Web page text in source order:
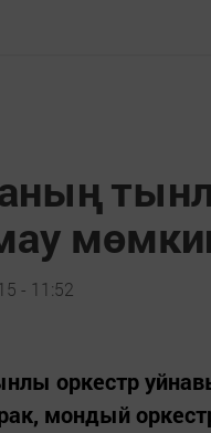
- 11:52
оркестр
мондый